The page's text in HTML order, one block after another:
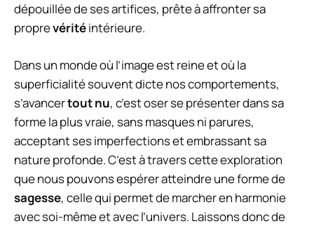
dépouillée de ses artifices, prête à affronter sa
proprevéritéintérieure.
Dans un monde où l’image est reine et où la
superficialité souvent dicte nos comportements,
s’avancertout nu, c’est oser se présenter dans sa
forme la plus vraie, sans masques ni parures,
acceptant ses imperfections et embrassant sa
nature profonde. C’est à travers cette exploration
que nous pouvons espérer atteindre une forme de
sagesse, celle qui permet de marcher en harmonie
avec soi-même et avec l’univers. Laissons donc de